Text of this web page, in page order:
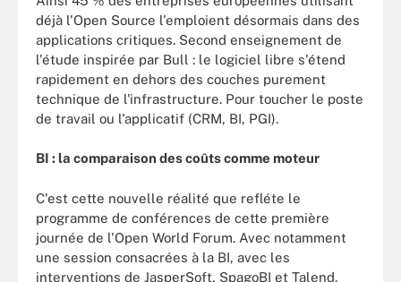
déjà l'Open Source l'emploient désormais dans des
applications critiques. Second enseignement de
l'étude inspirée par Bull : le logiciel libre s'étend
rapidement en dehors des couches purement
technique de l'infrastructure. Pour toucher le poste
de travail ou l'applicatif (CRM, BI, PGI).
BI : la comparaison des coûts comme moteur
C'est cette nouvelle réalité que refléte le
programme de conférences de cette première
journée de l'Open World Forum. Avec notamment
une session consacrées à la BI, avec les
interventions de JasperSoft, SpagoBI et Talend,